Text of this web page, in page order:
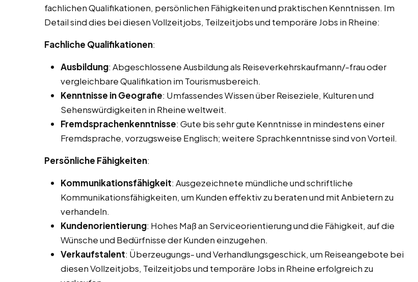
fachlichen Qualifikationen, persönlichen Fähigkeiten und praktischen Kenntnissen. Im
Detail sind dies bei diesen Vollzeitjobs, Teilzeitjobs und temporäre Jobs in Rheine:
Fachliche Qualifikationen:
Ausbildung: Abgeschlossene Ausbildung als Reiseverkehrskaufmann/-frau oder
vergleichbare Qualifikation im Tourismusbereich.
Kenntnisse in Geografie: Umfassendes Wissen über Reiseziele, Kulturen und
Sehenswürdigkeiten in Rheine weltweit.
Fremdsprachenkenntnisse: Gute bis sehr gute Kenntnisse in mindestens einer
Fremdsprache, vorzugsweise Englisch; weitere Sprachkenntnisse sind von Vorteil.
Persönliche Fähigkeiten:
Kommunikationsfähigkeit: Ausgezeichnete mündliche und schriftliche
Kommunikationsfähigkeiten, um Kunden effektiv zu beraten und mit Anbietern zu
verhandeln.
Kundenorientierung: Hohes Maß an Serviceorientierung und die Fähigkeit, auf die
Wünsche und Bedürfnisse der Kunden einzugehen.
Verkaufstalent: Überzeugungs- und Verhandlungsgeschick, um Reiseangebote bei
diesen Vollzeitjobs, Teilzeitjobs und temporäre Jobs in Rheine erfolgreich zu